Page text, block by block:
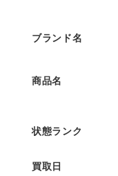
ブランド名
商品名
状態ランク
買取日